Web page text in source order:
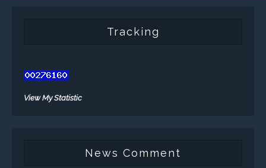
Tracking
View My Statistic
News Comment